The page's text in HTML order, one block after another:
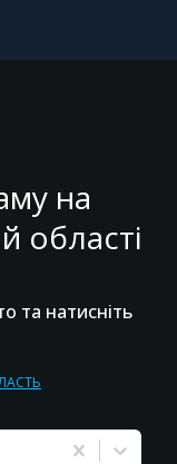
на
області
та натисніть